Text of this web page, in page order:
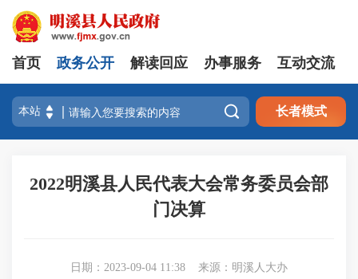
首页 政务公开 解读回应 办事服务 互动交流
 长者模式
2022明溪县人民代表大会常务委员会部
门决算
日期：2023-09-04 11:38 来源：明溪人大办